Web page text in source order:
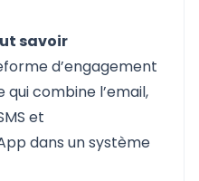
savoir
d’engagement
combine l’email,
et
dans un système